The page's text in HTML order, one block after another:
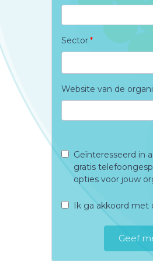
Sector
Website van de
Geïnteresseerd in
gratis
opties voor jouw
Ik ga akkoord met